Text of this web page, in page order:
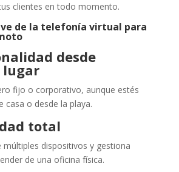
clientes en todo momento.
de la telefonía virtual para
desde
lugar
fijo o corporativo, aunque estés
casa o desde la playa.
total
múltiples dispositivos y gestiona
de una oficina física.